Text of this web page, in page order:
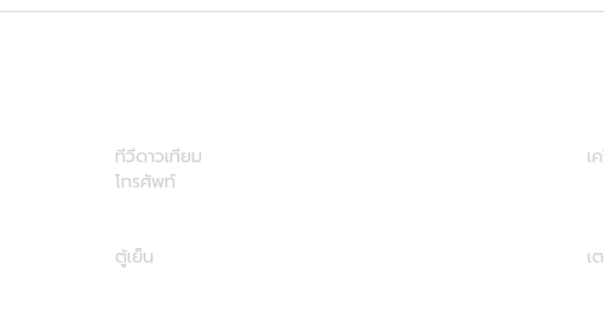
ทีวีดาวเทียม
เ
โทรศัพท์
ตู้เย็น เ